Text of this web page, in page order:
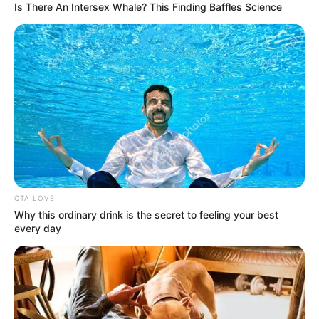
Nama Lengkap: Billie Eilish Pirate Baird O’Connell
Nama Panggung: Billie Eilish
Is There An Intersex Whale? This Finding Baffles Science
CTA LOVE
Why this ordinary drink is the secret to feeling your best
every day